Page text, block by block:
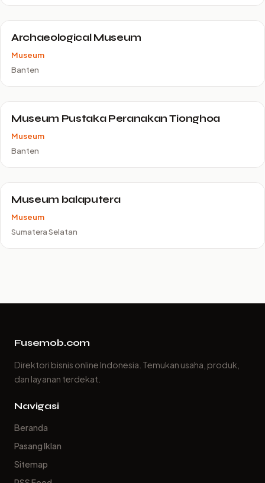
Archaeological Museum
Museum
Banten
Museum Pustaka Peranakan Tionghoa
Museum
Banten
Museum balaputera
Museum
Sumatera Selatan
Fusemob.com
Direktori bisnis online Indonesia. Temukan usaha, produk,
dan layanan terdekat.
Navigasi
Beranda
Pasang Iklan
Sitemap